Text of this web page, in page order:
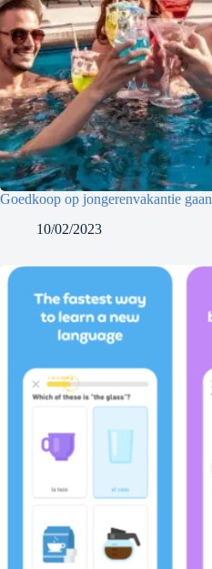
Goedkoop op jongerenvakantie gaan
10/02/2023